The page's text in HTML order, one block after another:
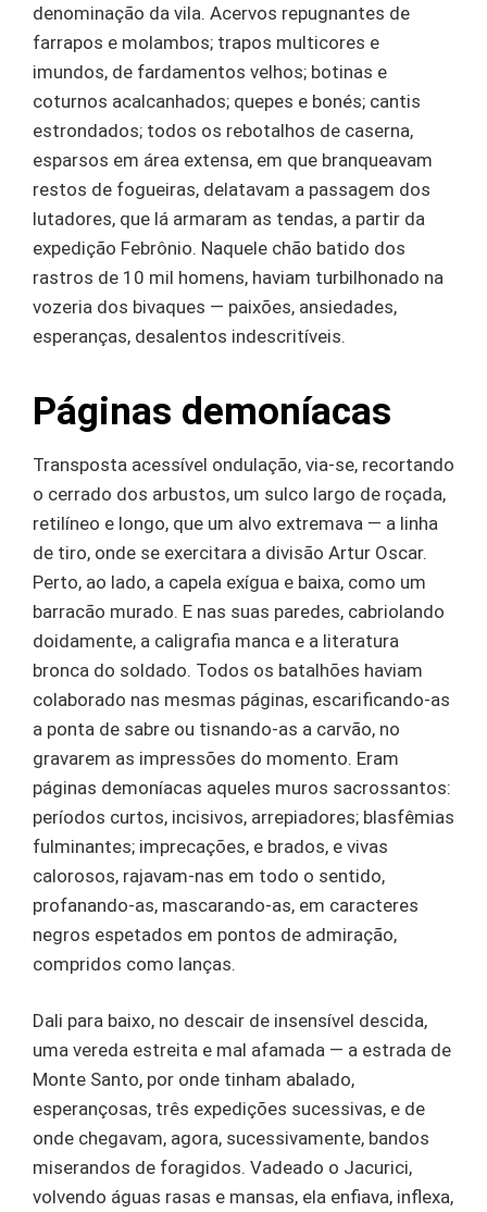
denominação da vila. Acervos repugnantes de
farrapos e molambos; trapos multicores e
imundos, de fardamentos velhos; botinas e
coturnos acalcanhados; quepes e bonés; cantis
estrondados; todos os rebotalhos de caserna,
esparsos em área extensa, em que branqueavam
restos de fogueiras, delatavam a passagem dos
lutadores, que lá armaram as tendas, a partir da
expedição Febrônio. Naquele chão batido dos
rastros de 10 mil homens, haviam turbilhonado na
vozeria dos bivaques — paixões, ansiedades,
esperanças, desalentos indescritíveis.
Páginas demoníacas
Transposta acessível ondulação, via-se, recortando
o cerrado dos arbustos, um sulco largo de roçada,
retilíneo e longo, que um alvo extremava — a linha
de tiro, onde se exercitara a divisão Artur Oscar.
Perto, ao lado, a capela exígua e baixa, como um
barracão murado. E nas suas paredes, cabriolando
doidamente, a caligrafia manca e a literatura
bronca do soldado. Todos os batalhões haviam
colaborado nas mesmas páginas, escarificando-as
a ponta de sabre ou tisnando-as a carvão, no
gravarem as impressões do momento. Eram
páginas demoníacas aqueles muros sacrossantos:
períodos curtos, incisivos, arrepiadores; blasfêmias
fulminantes; imprecações, e brados, e vivas
calorosos, rajavam-nas em todo o sentido,
profanando-as, mascarando-as, em caracteres
negros espetados em pontos de admiração,
compridos como lanças.
Dali para baixo, no descair de insensível descida,
uma vereda estreita e mal afamada — a estrada de
Monte Santo, por onde tinham abalado,
esperançosas, três expedições sucessivas, e de
onde chegavam, agora, sucessivamente, bandos
miserandos de foragidos. Vadeado o Jacurici,
volvendo águas rasas e mansas, ela enfiava, inflexa,